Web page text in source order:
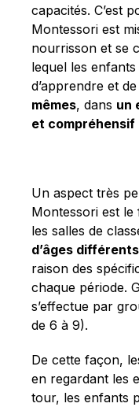
capacités. C’est
Montessori est
nourrisson et se
lequel les
d’apprendre et de
mêmes, dans un
et compréhensif
Un aspect très
Montessori est le
les salles de
d’âges différents
raison des
chaque période.
s’effectue par
de 6 à 9).
De cette façon,
en regardant les
tour, les enfants